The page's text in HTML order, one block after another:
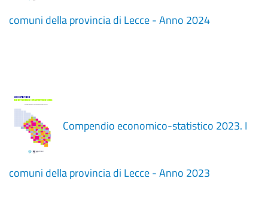
comuni della provincia di Lecce - Anno 2024
Compendio economico-statistico 2023. I
comuni della provincia di Lecce - Anno 2023